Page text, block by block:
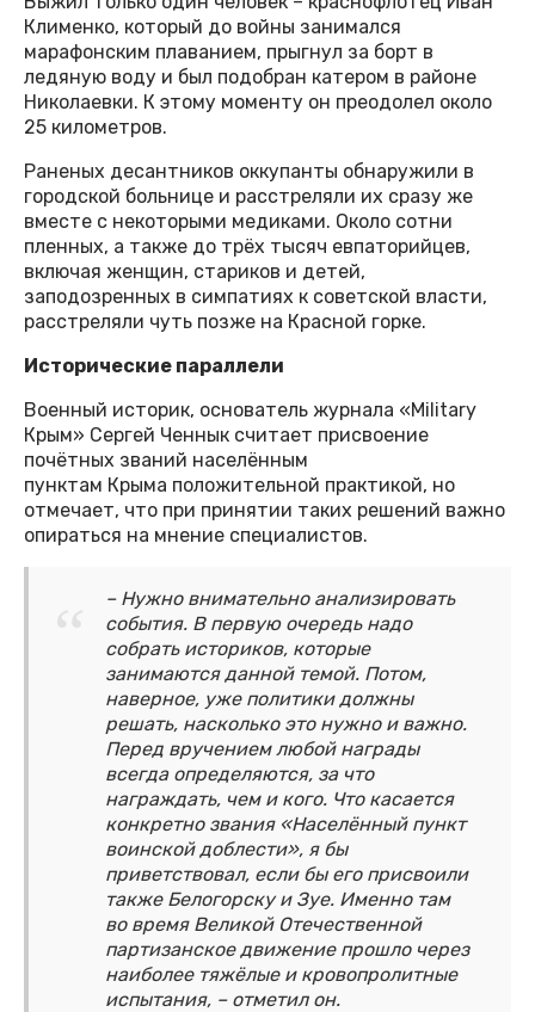
Клименко, который до войны занимался
марафонским плаванием, прыгнул за борт в
ледяную воду и был подобран катером в районе
Николаевки. К этому моменту он преодолел около
25 километров.
Раненых десантников оккупанты обнаружили в
городской больнице и расстреляли их сразу же
вместе с некоторыми медиками. Около сотни
пленных, а также до трёх тысяч евпаторийцев,
включая женщин, стариков и детей,
заподозренных в симпатиях к советской власти,
расстреляли чуть позже на Красной горке.
Исторические параллели
Военный историк, основатель журнала «Military
Крым» Сергей Ченнык считает присвоение
почётных званий населённым
пунктам Крыма положительной практикой, но
отмечает, что при принятии таких решений важно
опираться на мнение специалистов.
– Нужно внимательно анализировать
события. В первую очередь надо
собрать историков, которые
занимаются данной темой. Потом,
наверное, уже политики должны
решать, насколько это нужно и важно.
Перед вручением любой награды
всегда определяются, за что
награждать, чем и кого. Что касается
конкретно звания «Населённый пункт
воинской доблести», я бы
приветствовал, если бы его присвоили
также Белогорску и Зуе. Именно там
во время Великой Отечественной
партизанское движение прошло через
наиболее тяжёлые и кровопролитные
испытания, – отметил он.